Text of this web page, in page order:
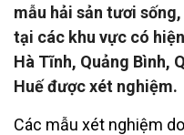
mẫu hải sản tươi
tại các khu vực có
Hà Tĩnh, Quảng Bình,
Huế được xét nghiệm.
Các mẫu xét nghiệm